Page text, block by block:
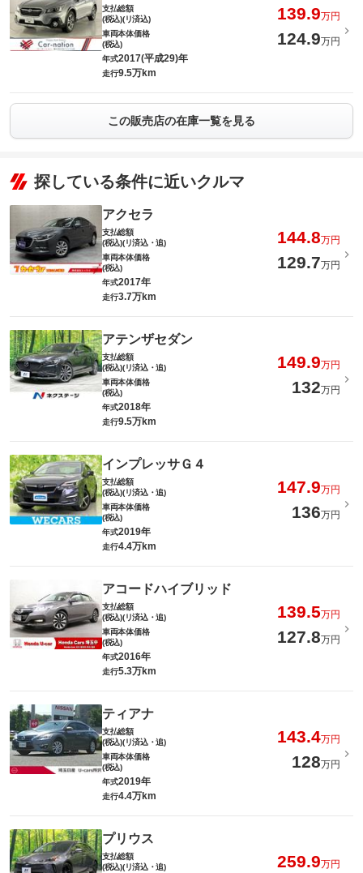
支払総額
(税込)(リ済込)
139.9万円
車両本体価格
(税込)
124.9万円
年式2017(平成29)年
走行9.5万km
この販売店の在庫一覧を見る
探している条件に近いクルマ
アクセラ
支払総額
(税込)(リ済込・追)
144.8万円
車両本体価格
(税込)
129.7万円
年式2017年
走行3.7万km
アテンザセダン
支払総額
(税込)(リ済込・追)
149.9万円
車両本体価格
(税込)
132万円
年式2018年
走行9.5万km
インプレッサＧ４
支払総額
(税込)(リ済込・追)
147.9万円
車両本体価格
(税込)
136万円
年式2019年
走行4.4万km
アコードハイブリッド
支払総額
(税込)(リ済込・追)
139.5万円
車両本体価格
(税込)
127.8万円
年式2016年
走行5.3万km
ティアナ
支払総額
(税込)(リ済込・追)
143.4万円
車両本体価格
(税込)
128万円
年式2019年
走行4.4万km
プリウス
支払総額
(税込)(リ済込・追)
259.9万円